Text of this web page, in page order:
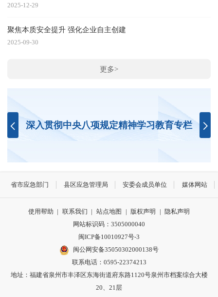
2025-12-29
聚焦本质安全提升 强化企业自主创建
2025-09-30
更多>
深入贯彻中央八项规定精神学习教育专栏
省市应急部门 县区应急管理局 安委会成员单位 媒体网站
使用帮助 | 联系我们 | 站点地图 | 版权声明 | 隐私声明
网站标识码：3505000040
闽ICP备10010927号-3
闽公网安备35050302000138号
联系电话：0595-22374213
地址：福建省泉州市丰泽区东海街道府东路1120号泉州市档案综合大楼
20、21层